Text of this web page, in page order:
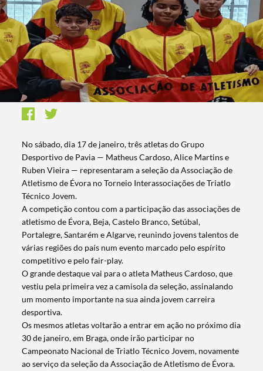
No sábado, dia 17 de janeiro, três atletas do Grupo
Desportivo de Pavia — Matheus Cardoso, Alice Martins e
Ruben Vieira — representaram a seleção da Associação de
Atletismo de Évora no Torneio Interassociações de Triatlo
Técnico Jovem.
A competição contou com a participação das associações de
atletismo de Évora, Beja, Castelo Branco, Setúbal,
Portalegre, Santarém e Algarve, reunindo jovens talentos de
várias regiões do país num evento marcado pelo espírito
competitivo e pelo fair-play.
O grande destaque vai para o atleta Matheus Cardoso, que
vestiu pela primeira vez a camisola da seleção, assinalando
um momento importante na sua ainda jovem carreira
desportiva.
Os mesmos atletas voltarão a entrar em ação no próximo dia
30 de janeiro, em Braga, onde irão participar no
Campeonato Nacional de Triatlo Técnico Jovem, novamente
ao serviço da seleção da Associação de Atletismo de Évora.